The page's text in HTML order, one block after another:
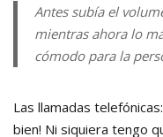
Antes subía el
mientras ahora lo
cómodo para la
Las llamadas
bien! Ni siquiera tengo